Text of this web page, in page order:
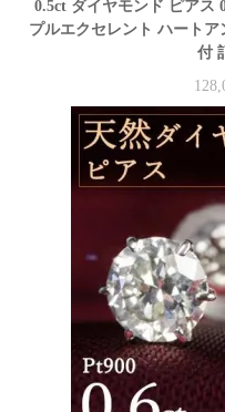
0.5ct ダイヤモンド ピアス
プルエクセレント ハート
付